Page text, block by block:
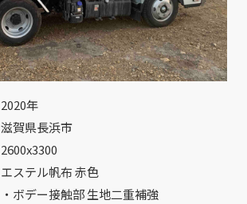
2020年
滋賀県長浜市
2600x3300
エステル帆布 赤色
・ボデー接触部 生地二重補強